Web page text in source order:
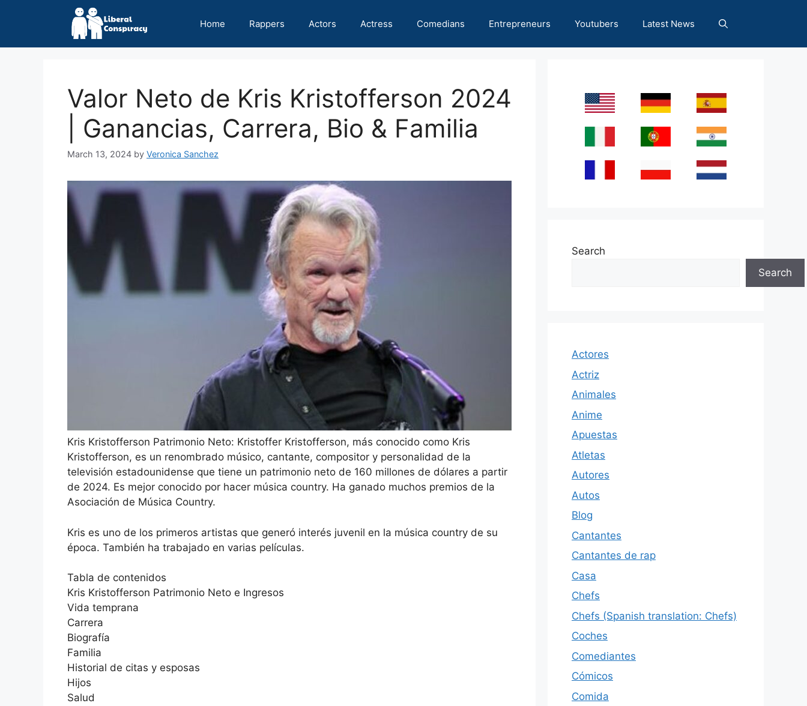
Home Rappers Actors Actress Comedians Entrepreneurs Youtubers Latest News
Valor Neto de Kris Kristofferson 2024
| Ganancias, Carrera, Bio & Familia
March 13, 2024 by Veronica Sanchez
Kris Kristofferson Patrimonio Neto: Kristoffer Kristofferson, más conocido como Kris
Kristofferson, es un renombrado músico, cantante, compositor y personalidad de la
televisión estadounidense que tiene un patrimonio neto de 160 millones de dólares a partir
de 2024. Es mejor conocido por hacer música country. Ha ganado muchos premios de la
Asociación de Música Country.
Kris es uno de los primeros artistas que generó interés juvenil en la música country de su
época. También ha trabajado en varias películas.
Tabla de contenidos
Kris Kristofferson Patrimonio Neto e Ingresos
Vida temprana
Carrera
Biografía
Familia
Historial de citas y esposas
Hijos
Salud
Search
Search
Actores
Actriz
Animales
Anime
Apuestas
Atletas
Autores
Autos
Blog
Cantantes
Cantantes de rap
Casa
Chefs
Chefs (Spanish translation: Chefs)
Coches
Comediantes
Cómicos
Comida